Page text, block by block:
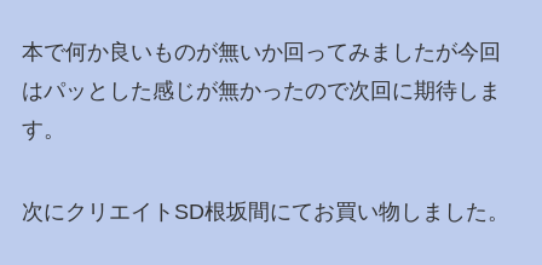
本で何か良いものが無いか回ってみましたが今回
はパッとした感じが無かったので次回に期待しま
す。
次にクリエイトSD根坂間にてお買い物しました。